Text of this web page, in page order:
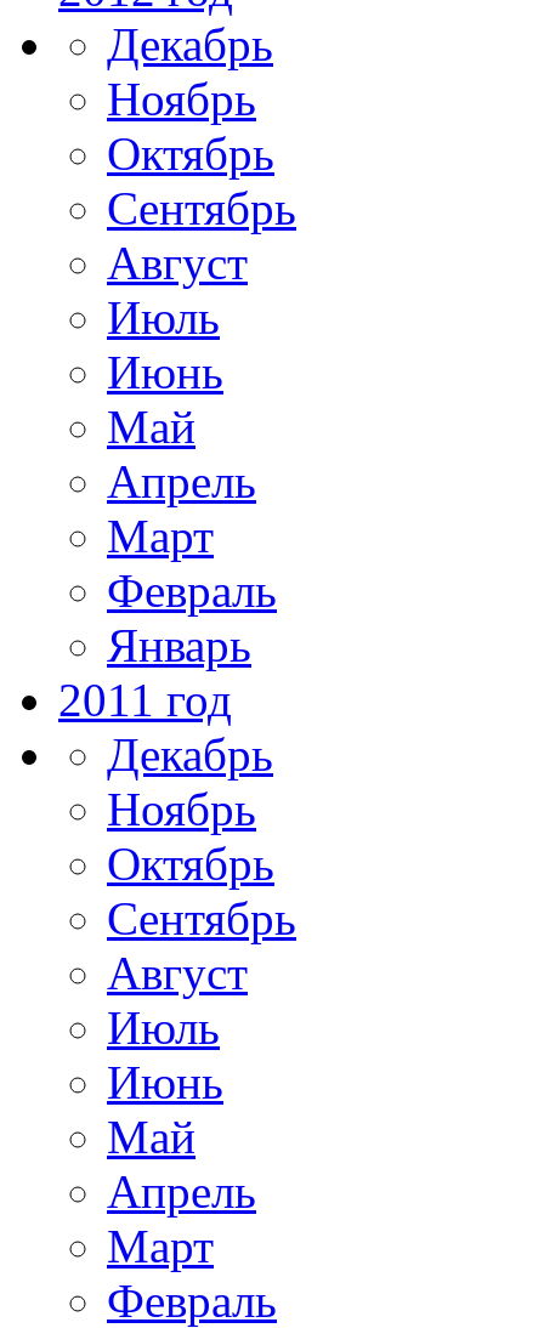
Декабрь
Ноябрь
Октябрь
Сентябрь
Август
Июль
Июнь
Май
Апрель
Март
Февраль
Январь
2011 год
Декабрь
Ноябрь
Октябрь
Сентябрь
Август
Июль
Июнь
Май
Апрель
Март
Февраль